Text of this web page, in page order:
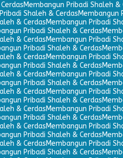
Membangun Pribadi Shaleh &
Shaleh & CerdasMembangun
& CerdasMembangun Pribadi
Pribadi Shaleh & Cerdas
& CerdasMembangun Pribadi
Pribadi Shaleh & Cerdas
& CerdasMembangun Pribadi
Pribadi Shaleh & Cerdas
& CerdasMembangun Pribadi
Pribadi Shaleh & Cerdas
& CerdasMembangun Pribadi
Pribadi Shaleh & Cerdas
& CerdasMembangun Pribadi
Pribadi Shaleh & Cerdas
& CerdasMembangun Pribadi
Pribadi Shaleh & Cerdas
& CerdasMembangun Pribadi
Pribadi Shaleh & Cerdas